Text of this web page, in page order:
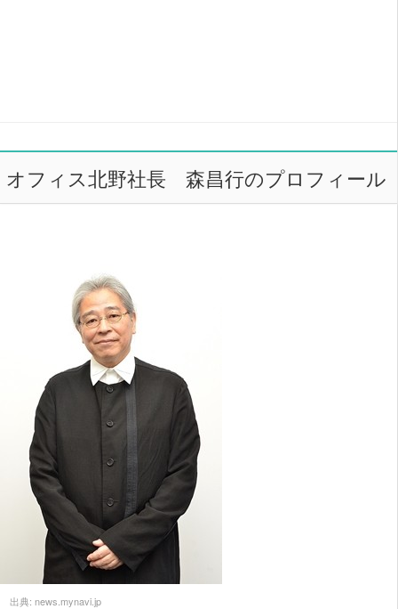
オフィス北野社長 森昌行のプロフィール
出典: news.mynavi.jp